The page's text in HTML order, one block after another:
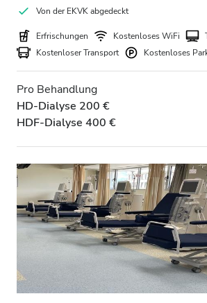
Von der EKVK abgedeckt
Erfrischungen Kostenloses WiFi
Kostenloser Transport
Kostenloses
Pro Behandlung
HD-Dialyse 200 €
HDF-Dialyse 400 €